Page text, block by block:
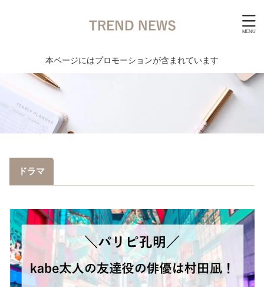
本ページにはプロモーションが含まれています
ドラマ